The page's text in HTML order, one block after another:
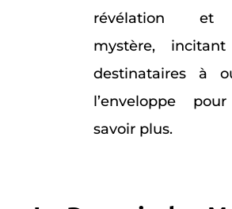
révélation
mystère,
destinataires à
l’enveloppe
savoir plus.